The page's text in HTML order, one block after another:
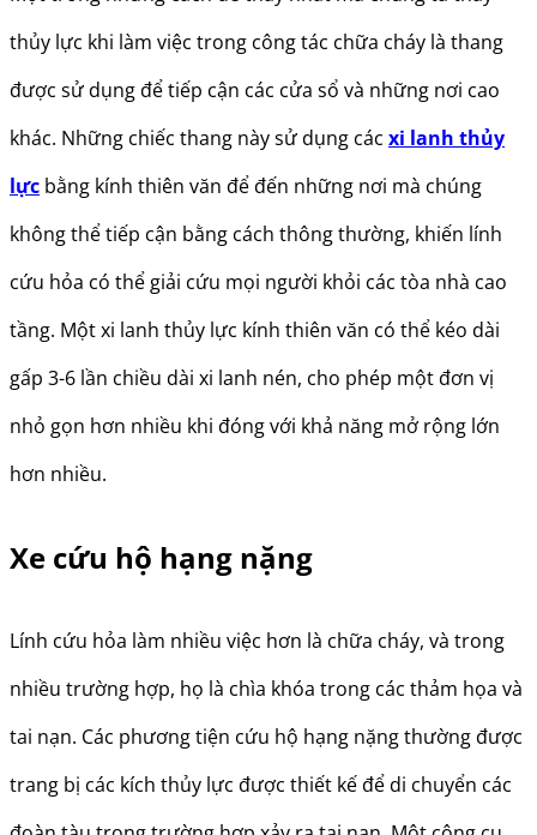
thủy lực khi làm việc trong công tác chữa cháy là thang
được sử dụng để tiếp cận các cửa sổ và những nơi cao
khác. Những chiếc thang này sử dụng các xi lanh thủy
lực bằng kính thiên văn để đến những nơi mà chúng
không thể tiếp cận bằng cách thông thường, khiến lính
cứu hỏa có thể giải cứu mọi người khỏi các tòa nhà cao
tầng. Một xi lanh thủy lực kính thiên văn có thể kéo dài
gấp 3-6 lần chiều dài xi lanh nén, cho phép một đơn vị
nhỏ gọn hơn nhiều khi đóng với khả năng mở rộng lớn
hơn nhiều.
Xe cứu hộ hạng nặng
Lính cứu hỏa làm nhiều việc hơn là chữa cháy, và trong
nhiều trường hợp, họ là chìa khóa trong các thảm họa và
tai nạn. Các phương tiện cứu hộ hạng nặng thường được
trang bị các kích thủy lực được thiết kế để di chuyển các